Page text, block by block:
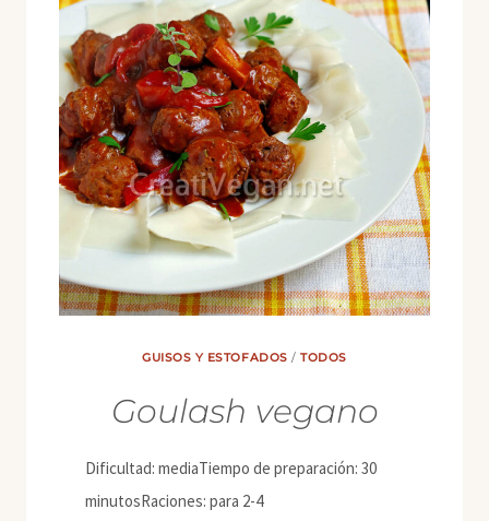
GUISOS Y ESTOFADOS /TODOS
Goulash vegano
Dificultad: mediaTiempo de preparación: 30
minutosRaciones: para 2-4